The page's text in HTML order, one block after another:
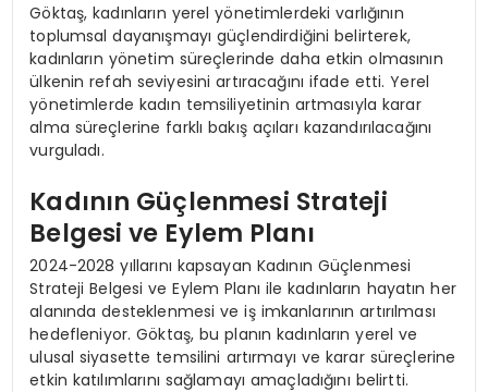
Göktaş, kadınların yerel yönetimlerdeki varlığının
toplumsal dayanışmayı güçlendirdiğini belirterek,
kadınların yönetim süreçlerinde daha etkin olmasının
ülkenin refah seviyesini artıracağını ifade etti. Yerel
yönetimlerde kadın temsiliyetinin artmasıyla karar
alma süreçlerine farklı bakış açıları kazandırılacağını
vurguladı.
Kadının Güçlenmesi Strateji
Belgesi ve Eylem Planı
2024-2028 yıllarını kapsayan Kadının Güçlenmesi
Strateji Belgesi ve Eylem Planı ile kadınların hayatın her
alanında desteklenmesi ve iş imkanlarının artırılması
hedefleniyor. Göktaş, bu planın kadınların yerel ve
ulusal siyasette temsilini artırmayı ve karar süreçlerine
etkin katılımlarını sağlamayı amaçladığını belirtti.